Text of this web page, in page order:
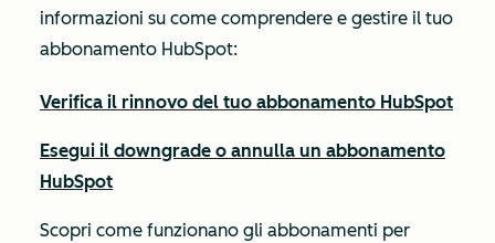
informazioni su come comprendere e gestire il tuo
abbonamento HubSpot:
Verifica il rinnovo del tuo abbonamento HubSpot
Esegui il downgrade o annulla un abbonamento
HubSpot
Scopri come funzionano gli abbonamenti per